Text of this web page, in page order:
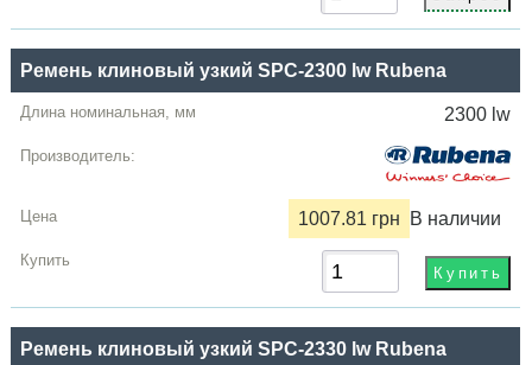
Ремень клиновый узкий SPC-2300 lw Rubena
2300 lw
1007.81 грн В наличии
Ремень клиновый узкий SPC-2330 lw Rubena